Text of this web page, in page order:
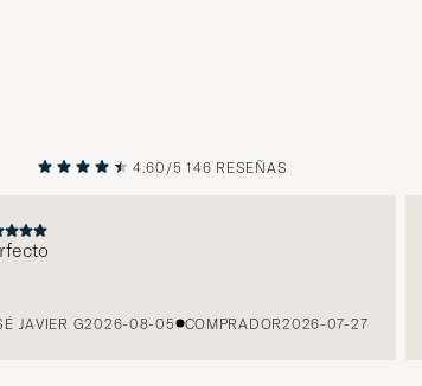
4.60/5 146 RESEÑAS
G2026-08-05 COMPRADOR2026-07-27